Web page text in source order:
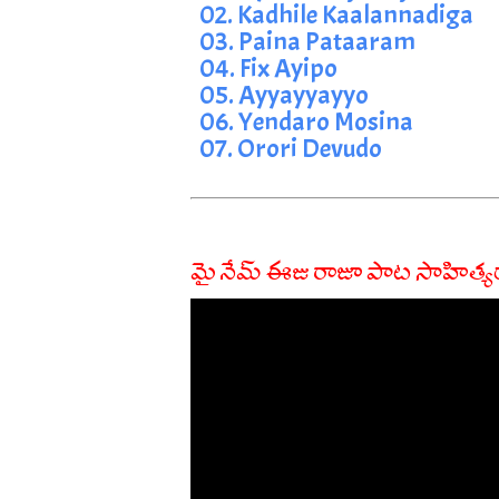
02. Kadhile Kaalannadiga
03. Paina Pataaram
04. Fix Ayipo
05. Ayyayyayyo
06. Yendaro Mosina
07. Orori Devudo
మై నేమ్ ఈజు రాజూ పాట